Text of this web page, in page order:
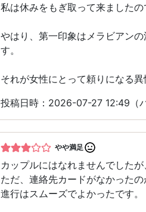
私は休みをもぎ取って来ました
やはり、第一印象はメラビアン
す。
それが女性にとって頼りになる
投稿日時：2026-07-27 12:49（
やや満足
カップルにはなれませんでしたが
ただ、連絡先カードがなかったの
進行はスムーズでよかったです。